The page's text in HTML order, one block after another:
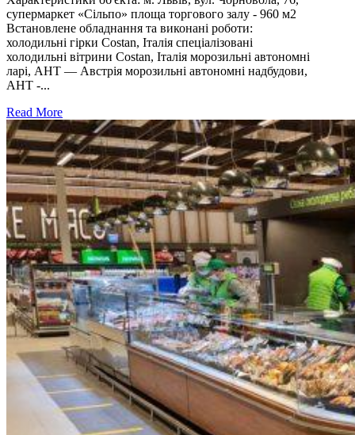
супермаркет «Сільпо» площа торгового залу - 960 м2
Встановлене обладнання та виконані роботи:
холодильні гірки Costan, Італія спеціалізовані
холодильні вітрини Costan, Італія морозильні автономні
ларі, AHT — Австрія морозильні автономні надбудови,
AHT -...
Read More